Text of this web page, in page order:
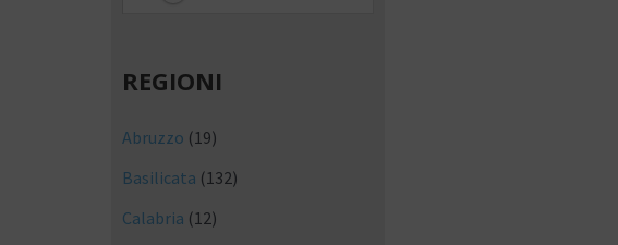
REGIONI
Abruzzo (19)
Basilicata (132)
Calabria (12)